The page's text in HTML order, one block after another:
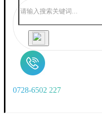
0728-6502 227